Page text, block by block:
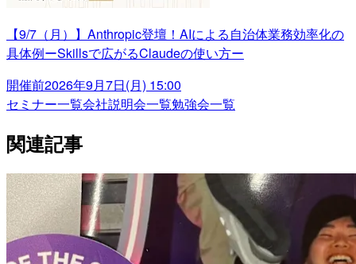
【9/7（月）】Anthropic登壇！AIによる自治体業務効率化の
具体例ーSkillsで広がるClaudeの使い方ー
開催前2026年9月7日(月) 15:00
セミナー一覧会社説明会一覧勉強会一覧
関連記事